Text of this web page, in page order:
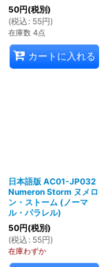
50円(税別)
(税込 : 55円)
在庫数 4点
カートに入れる
日本語版 AC01-JP032
Numeron Storm ヌメロ
ン・ストーム (ノーマ
ル・パラレル)
50円(税別)
(税込 : 55円)
在庫わずか